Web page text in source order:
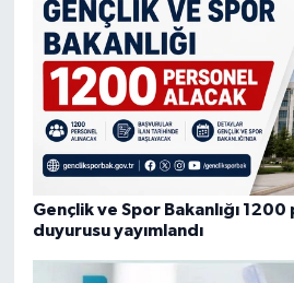
Gençlik ve Spor Bakanlığı 1200
duyurusu yayımlandı